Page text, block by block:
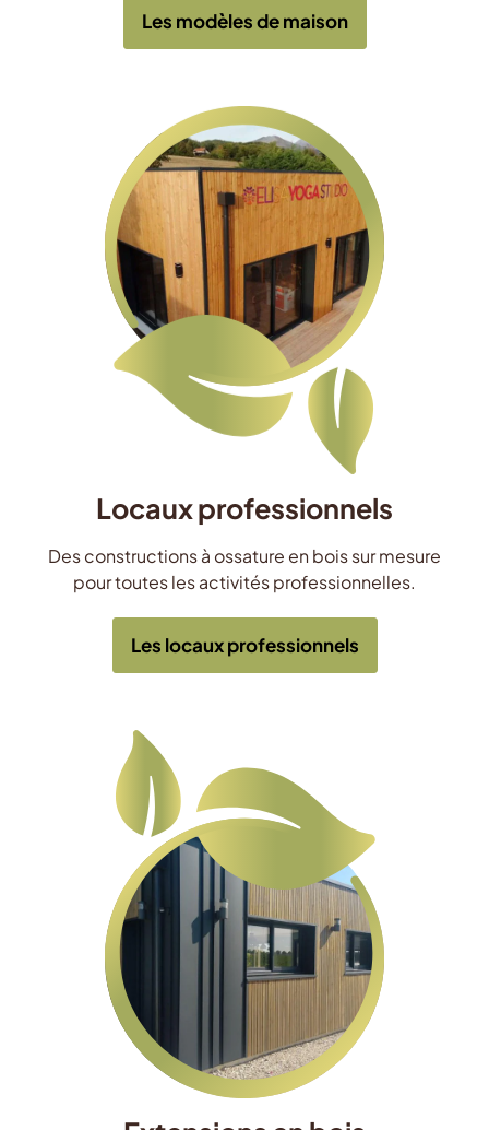
Les modèles de maison
Locaux professionnels
Des constructions à ossature en bois sur mesure
pour toutes les activités professionnelles.
Les locaux professionnels